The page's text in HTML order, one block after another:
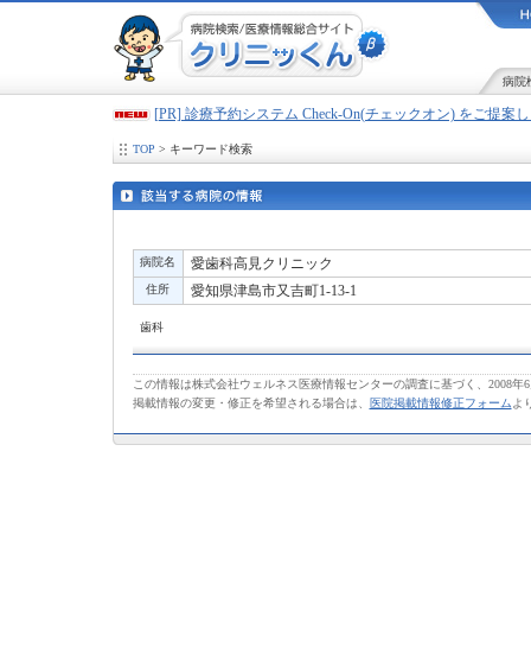
病院
[PR] 診療予約システム Check-On(チェックオン) をご提案
TOP > キーワード検索
病院名 愛歯科高見クリニック
住所 愛知県津島市又吉町1-13-1
歯科
この情報は株式会社ウェルネス医療情報センターの調査に基づく、2008年
掲載情報の変更・修正を希望される場合は、
医院掲載情報修正フォーム よ